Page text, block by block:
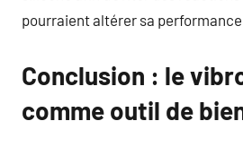
pourraient altérer sa
Conclusion : le
comme outil de